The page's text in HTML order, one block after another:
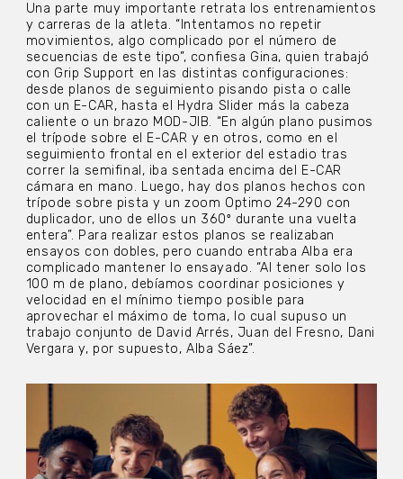
Una parte muy importante retrata los entrenamientos
y carreras de la atleta. “Intentamos no repetir
movimientos, algo complicado por el número de
secuencias de este tipo”, confiesa Gina, quien trabajó
con Grip Support en las distintas configuraciones:
desde planos de seguimiento pisando pista o calle
con un E-CAR, hasta el Hydra Slider más la cabeza
caliente o un brazo MOD-JIB. “En algún plano pusimos
el trípode sobre el E-CAR y en otros, como en el
seguimiento frontal en el exterior del estadio tras
correr la semifinal, iba sentada encima del E-CAR
cámara en mano. Luego, hay dos planos hechos con
trípode sobre pista y un zoom Optimo 24-290 con
duplicador, uno de ellos un 360º durante una vuelta
entera”. Para realizar estos planos se realizaban
ensayos con dobles, pero cuando entraba Alba era
complicado mantener lo ensayado. “Al tener solo los
100 m de plano, debíamos coordinar posiciones y
velocidad en el mínimo tiempo posible para
aprovechar el máximo de toma, lo cual supuso un
trabajo conjunto de David Arrés, Juan del Fresno, Dani
Vergara y, por supuesto, Alba Sáez”.